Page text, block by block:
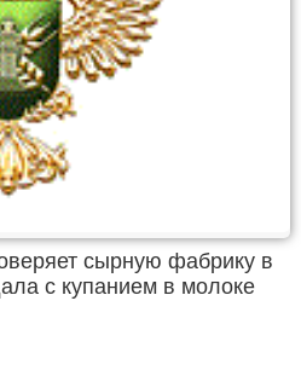
сырную фабрику в
с купанием в молоке